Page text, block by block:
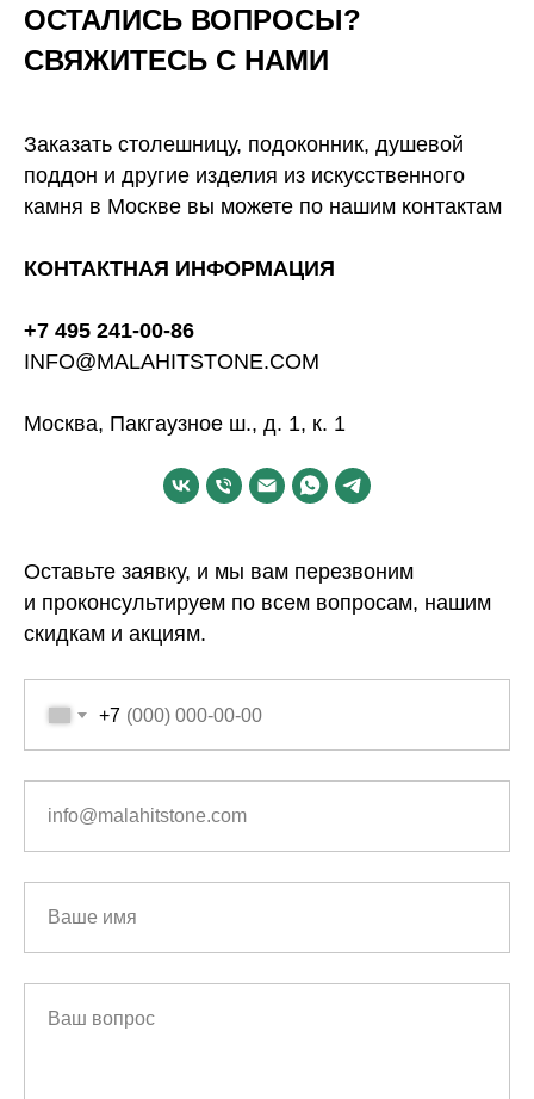
ОСТАЛИСЬ ВОПРОСЫ?
СВЯЖИТЕСЬ С НАМИ
Заказать столешницу, подоконник, душевой
поддон и другие изделия из искусственного
камня в Москве вы можете по нашим контактам
КОНТАКТНАЯ ИНФОРМАЦИЯ
+7 495 241-00-86
INFO@MALAHITSTONE.COM
Москва, Пакгаузное ш., д. 1, к. 1
Оставьте заявку, и мы вам перезвоним
и проконсультируем по всем вопросам, нашим
скидкам и акциям.
+7
info@malahitstone.com
Ваше имя
Ваш вопрос